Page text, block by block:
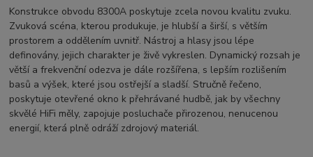
Konstrukce obvodu 8300A poskytuje zcela novou kvalitu zvuku.
Zvuková scéna, kterou produkuje, je hlubší a širší, s větším
prostorem a oddělením uvnitř. Nástroj a hlasy jsou lépe
definovány, jejich charakter je živě vykreslen. Dynamický rozsah je
větší a frekvenční odezva je dále rozšířena, s lepším rozlišením
basů a výšek, které jsou ostřejší a sladší. Stručně řečeno,
poskytuje otevřené okno k přehrávané hudbě, jak by všechny
skvělé HiFi měly, zapojuje posluchače přirozenou, nenucenou
energií, která plně odráží zdrojový materiál.